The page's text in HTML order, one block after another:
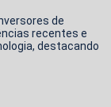
de
recentes e
destacando